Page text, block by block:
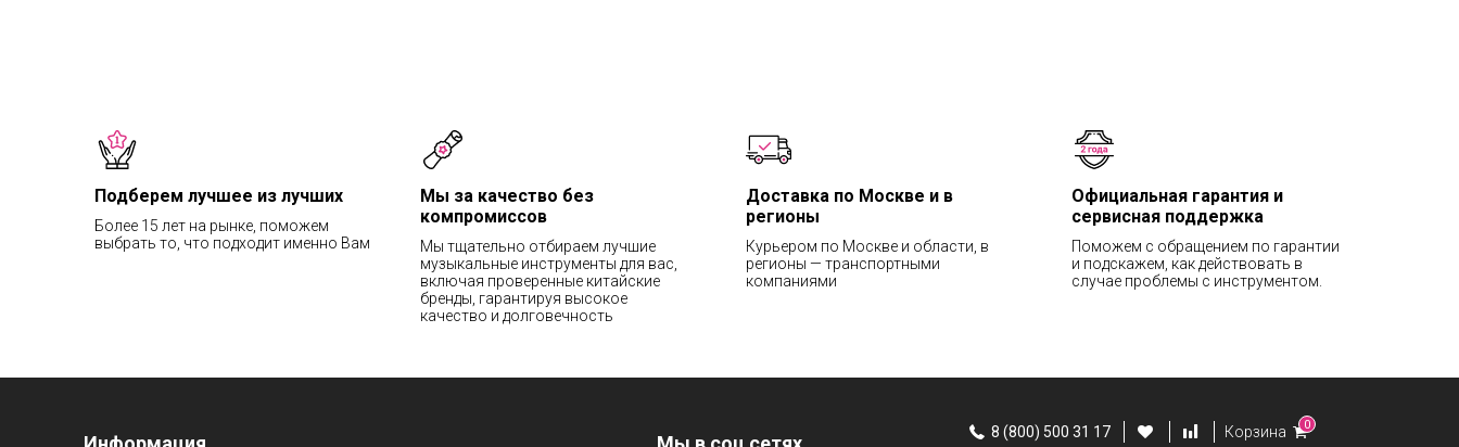
Подберем лучшее из лучших
Более 15 лет на рынке, поможем
выбрать то, что подходит именно Вам
Мы за качество без
компромиссов
Мы тщательно отбираем лучшие
музыкальные инструменты для вас,
включая проверенные китайские
бренды, гарантируя высокое
качество и долговечность
Доставка по Москве и в
регионы
Курьером по Москве и области, в
регионы — транспортными
компаниями
Официальная гарантия и
сервисная поддержка
Поможем с обращением по гарантии
и подскажем, как действовать в
случае проблемы с инструментом.
8 (800) 500 31 17 Корзина 0